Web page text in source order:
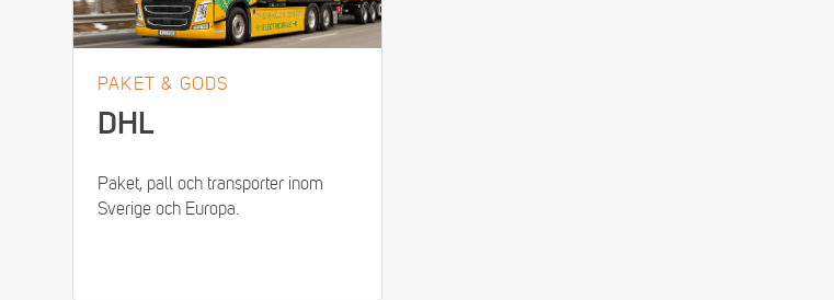
PAKET & GODS
DHL
Paket, pall och transporter inom
Sverige och Europa.